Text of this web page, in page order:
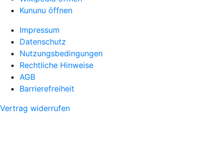
Kununu öffnen
Impressum
Datenschutz
Nutzungsbedingungen
Rechtliche Hinweise
AGB
Barrierefreiheit
Vertrag widerrufen